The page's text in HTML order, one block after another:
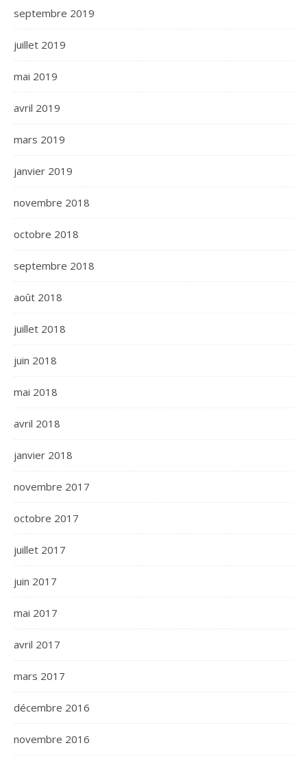
septembre 2019
juillet 2019
mai 2019
avril 2019
mars 2019
janvier 2019
novembre 2018
octobre 2018
septembre 2018
août 2018
juillet 2018
juin 2018
mai 2018
avril 2018
janvier 2018
novembre 2017
octobre 2017
juillet 2017
juin 2017
mai 2017
avril 2017
mars 2017
décembre 2016
novembre 2016